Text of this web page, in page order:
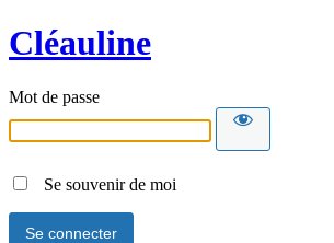
Cléauline
Mot de passe
Se souvenir de moi